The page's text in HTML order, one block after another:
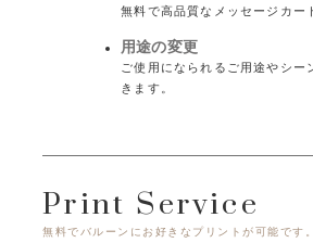
無料で高品質なメッセージカー
用途の変更
ご使用になられるご用途やシー
きます。
Print Service
無料でバルーンにお好きなプリントが可能です。